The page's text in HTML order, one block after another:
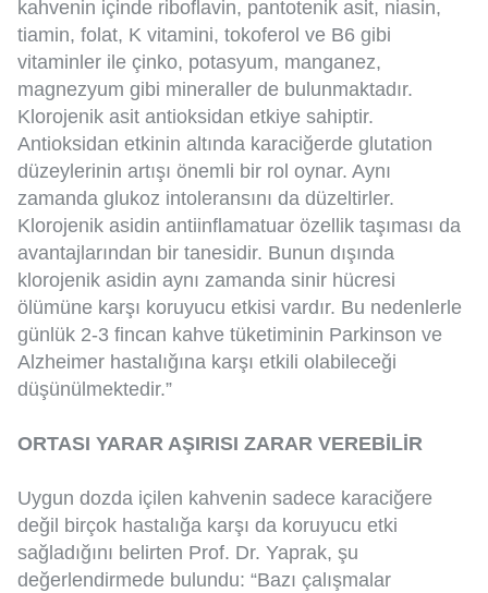
kahvenin içinde riboflavin, pantotenik asit, niasin,
tiamin, folat, K vitamini, tokoferol ve B6 gibi
vitaminler ile çinko, potasyum, manganez,
magnezyum gibi mineraller de bulunmaktadır.
Klorojenik asit antioksidan etkiye sahiptir.
Antioksidan etkinin altında karaciğerde glutation
düzeylerinin artışı önemli bir rol oynar. Aynı
zamanda glukoz intoleransını da düzeltirler.
Klorojenik asidin antiinflamatuar özellik taşıması da
avantajlarından bir tanesidir. Bunun dışında
klorojenik asidin aynı zamanda sinir hücresi
ölümüne karşı koruyucu etkisi vardır. Bu nedenlerle
günlük 2-3 fincan kahve tüketiminin Parkinson ve
Alzheimer hastalığına karşı etkili olabileceği
düşünülmektedir.”
ORTASI YARAR AŞIRISI ZARAR VEREBİLİR
Uygun dozda içilen kahvenin sadece karaciğere
değil birçok hastalığa karşı da koruyucu etki
sağladığını belirten Prof. Dr. Yaprak, şu
değerlendirmede bulundu: “Bazı çalışmalar